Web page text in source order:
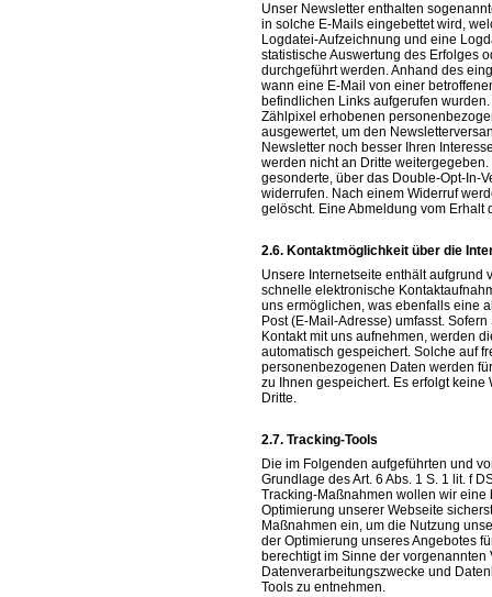
Unser Newsletter enthalten
in solche E-Mails eingebettet wird,
Logdatei-Aufzeichnung und eine
statistische Auswertung des Erfolges
durchgeführt werden. Anhand des
wann eine E-Mail von einer
befindlichen Links aufgerufen
Zählpixel erhobenen
ausgewertet, um den
Newsletter noch besser Ihren
werden nicht an Dritte
gesonderte, über das Double-Opt-In-
widerrufen. Nach einem Widerruf
gelöscht. Eine Abmeldung vom Erhalt
Kontaktmöglichkeit über die
Unsere Internetseite enthält aufgrund
schnelle elektronische
uns ermöglichen, was ebenfalls eine
Post (E-Mail-Adresse) umfasst.
Kontakt mit uns aufnehmen, werden
automatisch gespeichert. Solche auf
personenbezogenen Daten werden
zu Ihnen gespeichert. Es erfolgt
Dritte.
Tracking-Tools
Die im Folgenden aufgeführten und
Grundlage des Art. 6 Abs. 1 S. 1 lit. f
Tracking-Maßnahmen wollen wir
Optimierung unserer Webseite
Maßnahmen ein, um die Nutzung
der Optimierung unseres Angebotes
berechtigt im Sinne der
Datenverarbeitungszwecke und
Tools zu entnehmen.